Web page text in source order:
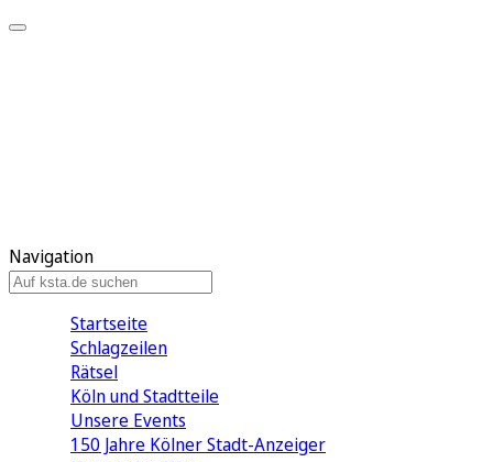
Navigation
Startseite
Schlagzeilen
Rätsel
Köln und Stadtteile
Unsere Events
150 Jahre Kölner Stadt-Anzeiger